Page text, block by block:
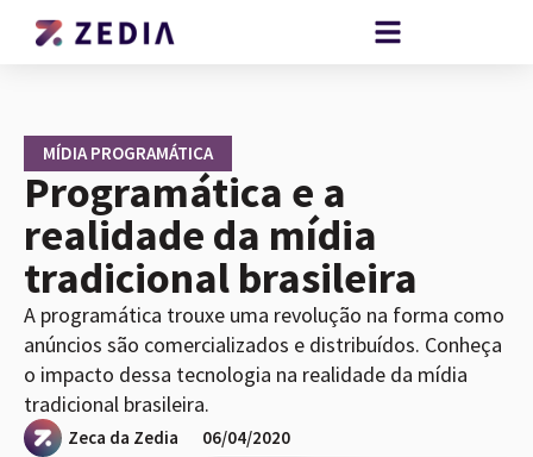
MÍDIA PROGRAMÁTICA
Programática e a
realidade da mídia
tradicional brasileira
A programática trouxe uma revolução na forma como
anúncios são comercializados e distribuídos. Conheça
o impacto dessa tecnologia na realidade da mídia
tradicional brasileira.
Zeca da Zedia 06/04/2020